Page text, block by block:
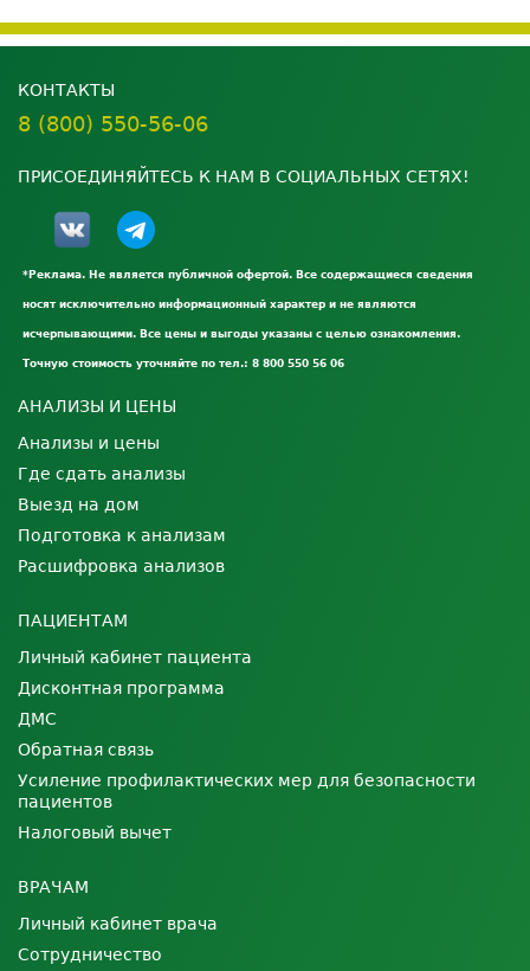
КОНТАКТЫ
8 (800) 550-56-06
ПРИСОЕДИНЯЙТЕСЬ К НАМ В СОЦИАЛЬНЫХ СЕТЯХ!
*Реклама. Не является публичной офертой. Все содержащиеся сведения
носят исключительно информационный характер и не являются
исчерпывающими. Все цены и выгоды указаны с целью ознакомления.
Точную стоимость уточняйте по тел.: 8 800 550 56 06
АНАЛИЗЫ И ЦЕНЫ
Анализы и цены
Где сдать анализы
Выезд на дом
Подготовка к анализам
Расшифровка анализов
ПАЦИЕНТАМ
Личный кабинет пациента
Дисконтная программа
ДМС
Обратная связь
Усиление профилактических мер для безопасности
пациентов
Налоговый вычет
ВРАЧАМ
Личный кабинет врача
Сотрудничество